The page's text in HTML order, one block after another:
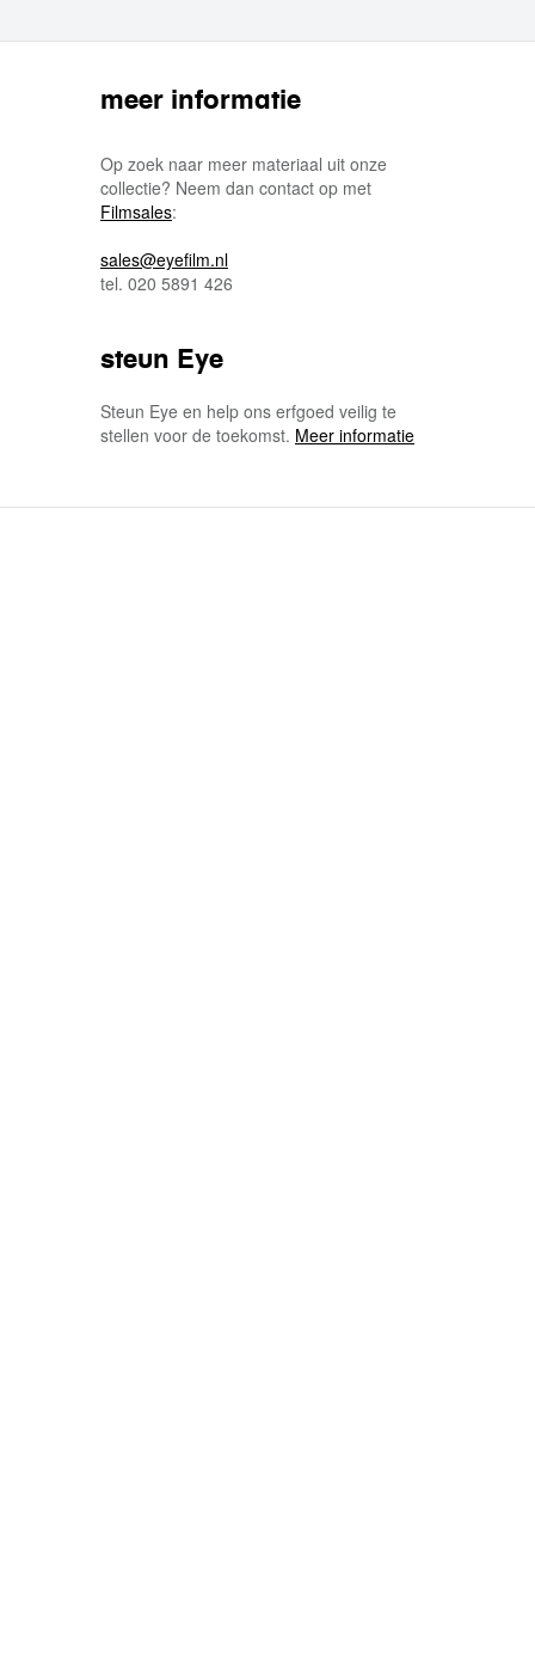
meer informatie
Op zoek naar meer materiaal uit onze
collectie? Neem dan contact op met
Filmsales:
sales@eyefilm.nl
tel. 020 5891 426
steun Eye
Steun Eye en help ons erfgoed veilig te
stellen voor de toekomst. Meer informatie